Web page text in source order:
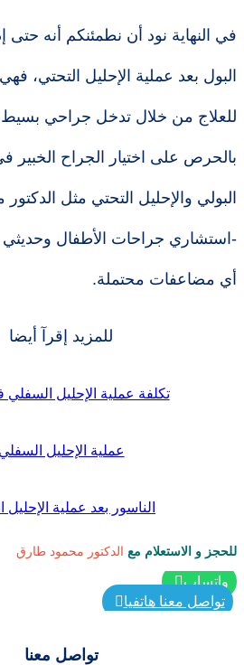
تواصل معنا
في النهاية نود أن نطمئنكم أنه
البول بعد عملية الإحليل التحتي،
للعلاج من خلال تدخل جراحي
بالحرص على اختيار الجراح الخبير
البولي والإحليل التحتي مثل
-استشاري جراحات الأطفال وحديثي
أي مضاعفات محتملة.
للمزيد إقرآ أيضا
تكلفة عملية الإحليل
عملية الإحليل السفلي
الناسور بعد عملية الإحليل
للحجز و الاستعلام مع الدكتور محمود طارق
واتساب
تواصل معنا هاتفيا